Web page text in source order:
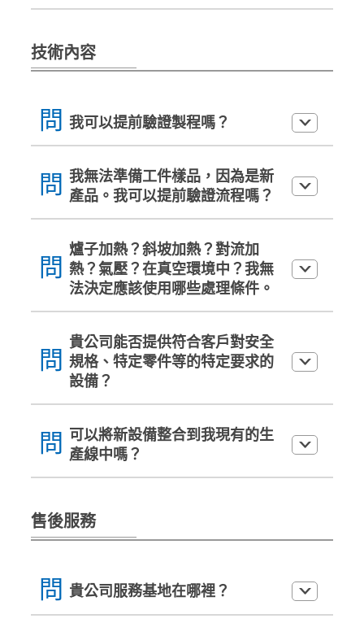
技術內容
問 我可以提前驗證製程嗎？
問 我無法準備工件樣品，因為是新
產品。我可以提前驗證流程嗎？
問
爐子加熱？斜坡加熱？對流加
熱？氣壓？在真空環境中？我無
法決定應該使用哪些處理條件。
問
貴公司能否提供符合客戶對安全
規格、特定零件等的特定要求的
設備？
問
可以將新設備整合到我現有的生
產線中嗎？
售後服務
問 貴公司服務基地在哪裡？